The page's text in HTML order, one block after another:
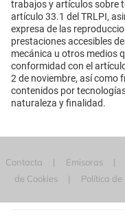
trabajos y artículos sobre
artículo 33.1 del TRLPI,
expresa de las
prestaciones accesibles
mecánica u otros medios
conformidad con el
2 de noviembre, así como
contenidos por
naturaleza y finalidad.
Contacta Emisoras
de Cookies
Política